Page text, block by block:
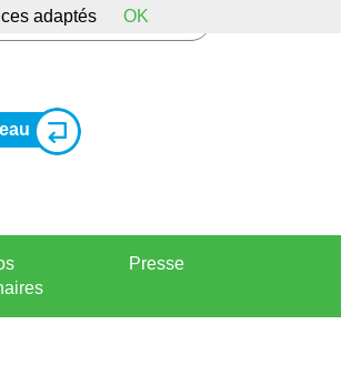
Presse
adaptés OK